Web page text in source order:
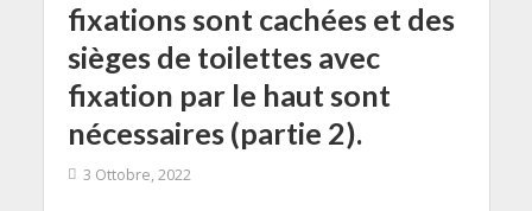
fixations sont cachées et des
sièges de toilettes avec
fixation par le haut sont
nécessaires (partie 2).
3 Ottobre, 2022